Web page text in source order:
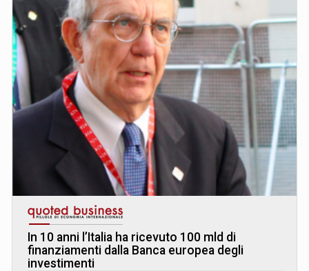
In 10 anni l’Italia ha ricevuto 100 mld di
finanziamenti dalla Banca europea degli
investimenti